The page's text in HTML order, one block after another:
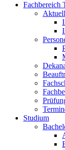
Fachbereich
Studium